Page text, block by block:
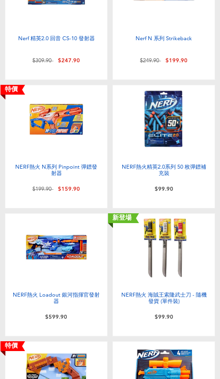
Nerf 精英2.0 回音 CS-10 發射器
價格從
$309.90至$247.90
Nerf N 系列 Strikeback
價格從
$249.90至$199.90
特價
NERF熱火 N系列 Pinpoint 彈鏢發
射器
價格從
$199.90至$159.90
NERF熱火精英2.0系列 50 枚彈鏢補
充裝
$99.90
NERF熱火 Loadout 銀河指揮官發射
器
$599.90
新登場
NERF熱火 海賊王索隆武士刀 - 隨機
發貨 (單件裝)
$99.90
特價